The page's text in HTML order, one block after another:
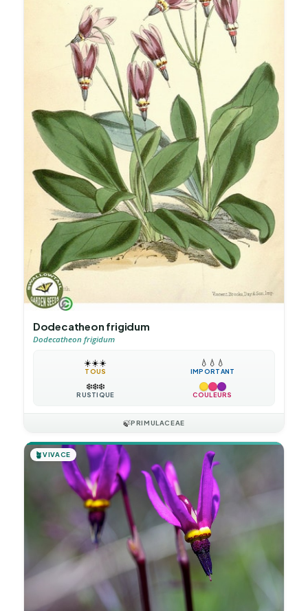
Dodecatheon frigidum
Dodecatheon frigidum
☀️☀️☀️
TOUS
💧 💧 💧
IMPORTANT
❄️❄️❄️
RUSTIQUE COULEURS
🍃PRIMULACEAE
🪴VIVACE